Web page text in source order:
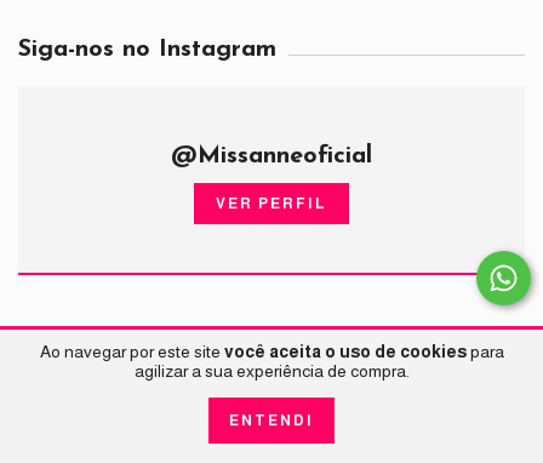
Ao navegar por este site você aceita o uso de cookiespara
agilizar a sua experiência de compra.
ENTENDI
Siga-nos no Instagram
@Missanneoficial
VER PERFIL